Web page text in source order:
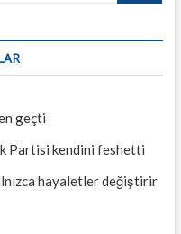
geçti
Partisi kendini feshetti
hayaletler değiştirir